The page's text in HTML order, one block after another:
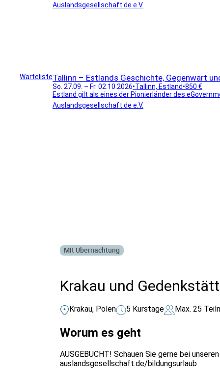
Auslandsgesellschaft.de e.V.
WartelisteTallinn – Estlands Geschichte, Gegenwart
So. 27.09. – Fr. 02.10.2026•Tallinn, Estland•850 €
Estland gilt als eines der Pionierländer des
Auslandsgesellschaft.de e.V.
Mit Übernachtung
Krakau und
Krakau, Polen 5 Kurstage Max. 25
Worum es geht
AUSGEBUCHT! Schauen Sie gerne bei
auslandsgesellschaft.de/bildungsurlaub